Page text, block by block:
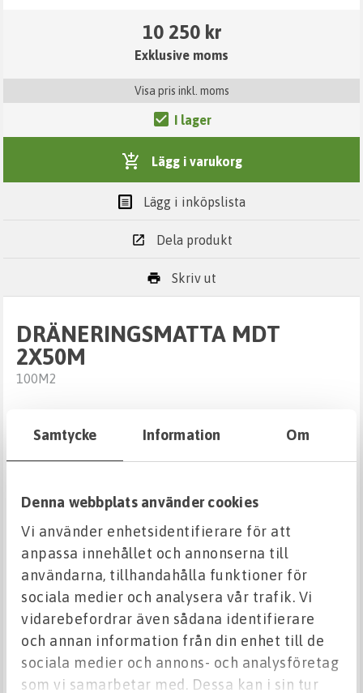
Samtycke Information Om
Denna webbplats använder cookies
Vi använder enhetsidentifierare för att
anpassa innehållet och annonserna till
användarna, tillhandahålla funktioner för
sociala medier och analysera vår trafik. Vi
vidarebefordrar även sådana identifierare
och annan information från din enhet till de
sociala medier och annons- och analysföretag
som vi samarbetar med. Dessa kan i sin tur
10 250 kr
Exklusive moms
Visa pris inkl. moms
I lager
Lägg i varukorg
Lägg i inköpslista
Dela produkt
Skriv ut
DRÄNERINGSMATTA MDT
2X50M
100M2
Dräneringsmatta – en smart paketlösning.
skyddslagret och spar tid och pengar på
arbetsplatsen genom att använda MDT
DRÄNERINGSMATTA.
Mattan har stor dräneringskapacitet och
används vid horisontell dränering eller
skydd. Användningsområden är gröna tak,
takterrasser och deponier. Den
tredimensionella kärnan av polypropen PP